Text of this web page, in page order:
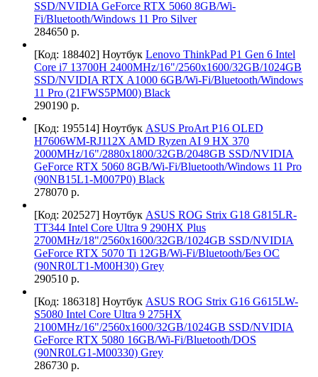
SSD/NVIDIA GeForce RTX 5060 8GB/Wi-
Fi/Bluetooth/Windows 11 Pro Silver
284650 р.
[Код: 188402] Ноутбук Lenovo ThinkPad P1 Gen 6 Intel
Core i7 13700H 2400MHz/16"/2560x1600/32GB/1024GB
SSD/NVIDIA RTX A1000 6GB/Wi-Fi/Bluetooth/Windows
11 Pro (21FWS5PM00) Black
290190 р.
[Код: 195514] Ноутбук ASUS ProArt P16 OLED
H7606WM-RJ112X AMD Ryzen AI 9 HX 370
2000MHz/16"/2880x1800/32GB/2048GB SSD/NVIDIA
GeForce RTX 5060 8GB/Wi-Fi/Bluetooth/Windows 11 Pro
(90NB15L1-M007P0) Black
278070 р.
[Код: 202527] Ноутбук ASUS ROG Strix G18 G815LR-
TT344 Intel Core Ultra 9 290HX Plus
2700MHz/18"/2560х1600/32GB/1024GB SSD/NVIDIA
GeForce RTX 5070 Ti 12GB/Wi-Fi/Bluetooth/Без ОС
(90NR0LT1-M00H30) Grey
290510 р.
[Код: 186318] Ноутбук ASUS ROG Strix G16 G615LW-
S5080 Intel Core Ultra 9 275HX
2100MHz/16"/2560х1600/32GB/1024GB SSD/NVIDIA
GeForce RTX 5080 16GB/Wi-Fi/Bluetooth/DOS
(90NR0LG1-M00330) Grey
286730 р.